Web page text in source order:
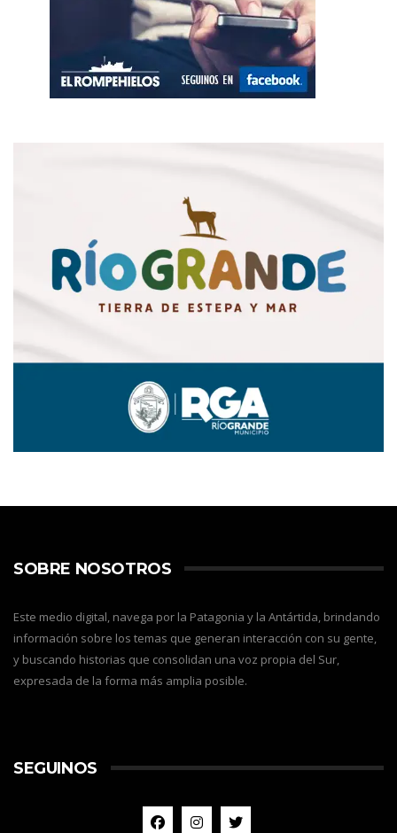
SOBRE NOSOTROS
Este medio digital, navega por la Patagonia y la Antártida, brindando
información sobre los temas que generan interacción con su gente,
y buscando historias que consolidan una voz propia del Sur,
expresada de la forma más amplia posible.
SEGUINOS